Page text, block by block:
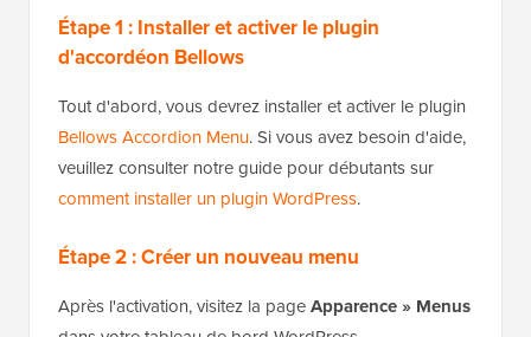
Étape 1 : Installer et activer le plugin
d'accordéon Bellows
Tout d'abord, vous devrez installer et activer le plugin
Bellows Accordion Menu. Si vous avez besoin d'aide,
veuillez consulter notre guide pour débutants sur
comment installer un plugin WordPress.
Étape 2 : Créer un nouveau menu
Après l'activation, visitez la pageApparence » Menus